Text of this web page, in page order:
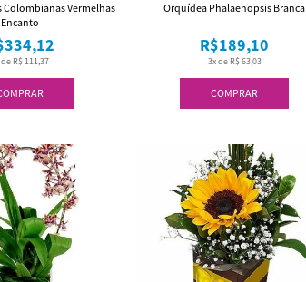
R$ 111,37
Colombianas Vermelhas
Encanto
COMPRAR
3x de R$ 63,03
R$189,10
Orquídea Phalaenopsis Branca